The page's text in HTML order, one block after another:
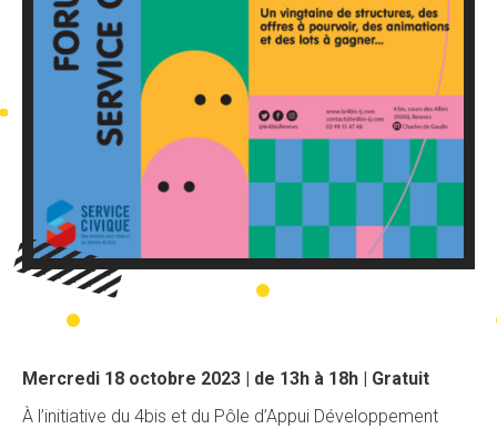
Mercredi 18 octobre 2023 | de 13h à 18h | Gratuit
À l’initiative du 4bis et du Pôle d’Appui Développement